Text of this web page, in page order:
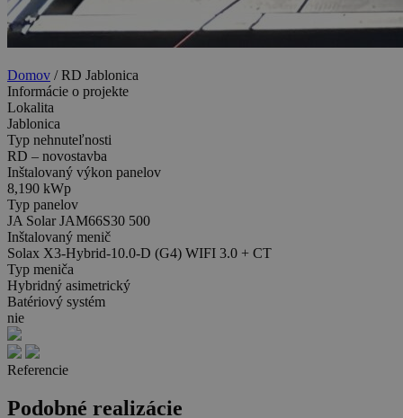
Domov /RD Jablonica
Informácie o projekte
Lokalita
Jablonica
Typ nehnuteľnosti
RD – novostavba
Inštalovaný výkon panelov
8,190 kWp
Typ panelov
JA Solar JAM66S30 500
Inštalovaný menič
Solax X3-Hybrid-10.0-D (G4) WIFI 3.0 + CT
Typ meniča
Hybridný asimetrický
Batériový systém
nie
Referencie
Podobné realizácie